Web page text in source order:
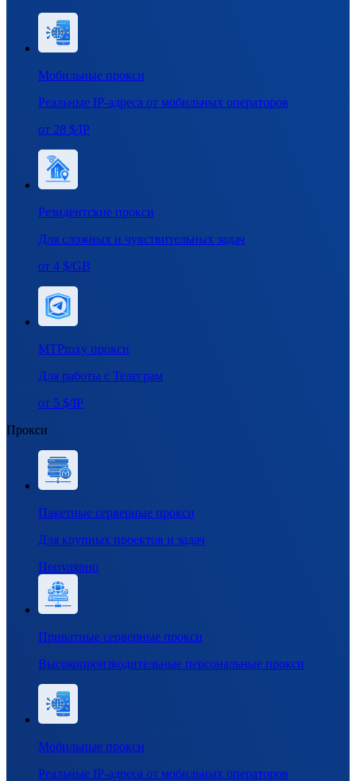
Мобильные прокси
Реальные IP-адреса от мобильных операторов
от 28 $/IP
Резидентские прокси
Для сложных и чувствительных задач
от 4 $/GB
MTProxy прокси
Для работы с Телеграм
от 5 $/IP
Прокси
Пакетные серверные прокси
Для крупных проектов и задач
Популярно
Приватные серверные прокси
Высокопроизводительные персональные прокси
Мобильные прокси
Реальные IP-адреса от мобильных операторов